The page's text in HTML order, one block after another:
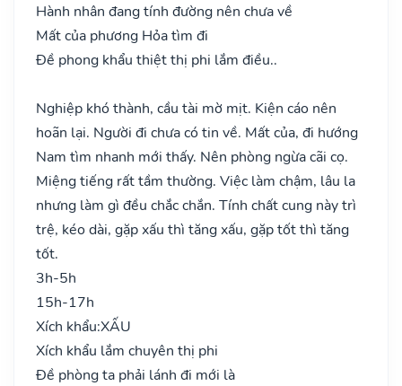
Hành nhân đang tính đường nên chưa về
Mất của phương Hỏa tìm đi
Đề phong khẩu thiệt thị phi lắm điều..
Nghiệp khó thành, cầu tài mờ mịt. Kiện cáo nên
hoãn lại. Người đi chưa có tin về. Mất của, đi hướng
Nam tìm nhanh mới thấy. Nên phòng ngừa cãi cọ.
Miệng tiếng rất tầm thường. Việc làm chậm, lâu la
nhưng làm gì đều chắc chắn. Tính chất cung này trì
trệ, kéo dài, gặp xấu thì tăng xấu, gặp tốt thì tăng
tốt.
3h-5h
15h-17h
Xích khẩu:XẤU
Xích khẩu lắm chuyên thị phi
Đề phòng ta phải lánh đi mới là